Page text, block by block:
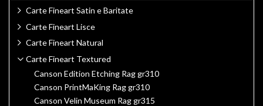
Carte Fineart Satin e Baritate
Carte Fineart Lisce
Carte Fineart Natural
Carte Fineart Textured
Canson Edition Etching Rag gr310
Canson PrintMaKing Rag gr310
Canson Velin Museum Rag gr315